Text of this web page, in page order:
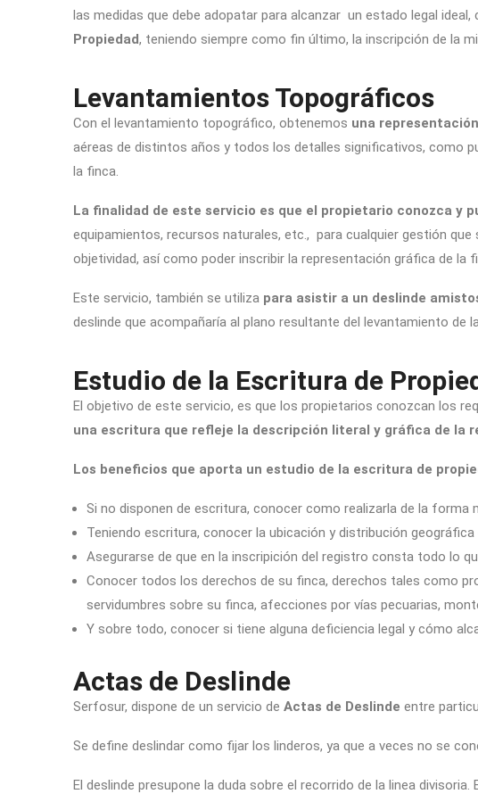
las medidas que debe adopatar para alcanzar un estado legal ideal,
Propiedad, teniendo siempre como fin último, la inscripción de la
Levantamientos Topográficos
Con el levantamiento topográfico, obtenemos una
aéreas de distintos años y todos los detalles significativos, como
la finca.
La finalidad de este servicio es que el propietario conozca y
equipamientos, recursos naturales, etc., para cualquier gestión
objetividad, así como poder inscribir la representación gráfica de la
Este servicio, también se utiliza para asistir a un deslinde
deslinde que acompañaría al plano resultante del levantamiento de
Estudio de la Escritura de
El objetivo de este servicio, es que los propietarios conozcan los
una escritura que refleje la descripción literal y gráfica de la
Los beneficios que aporta un estudio de la escritura de
Si no disponen de escritura, conocer como realizarla de la
Teniendo escritura, conocer la ubicación y distribución
Asegurarse de que en la inscripición del registro consta todo lo
Conocer todos los derechos de su finca, derechos tales como
servidumbres sobre su finca, afecciones por vías pecuarias,
Y sobre todo, conocer si tiene alguna deficiencia legal y cómo
Actas de Deslinde
Serfosur, dispone de un servicio de Actas de Deslinde entre
Se define deslindar como fijar los linderos, ya que a veces no se
El deslinde presupone la duda sobre el recorrido de la linea